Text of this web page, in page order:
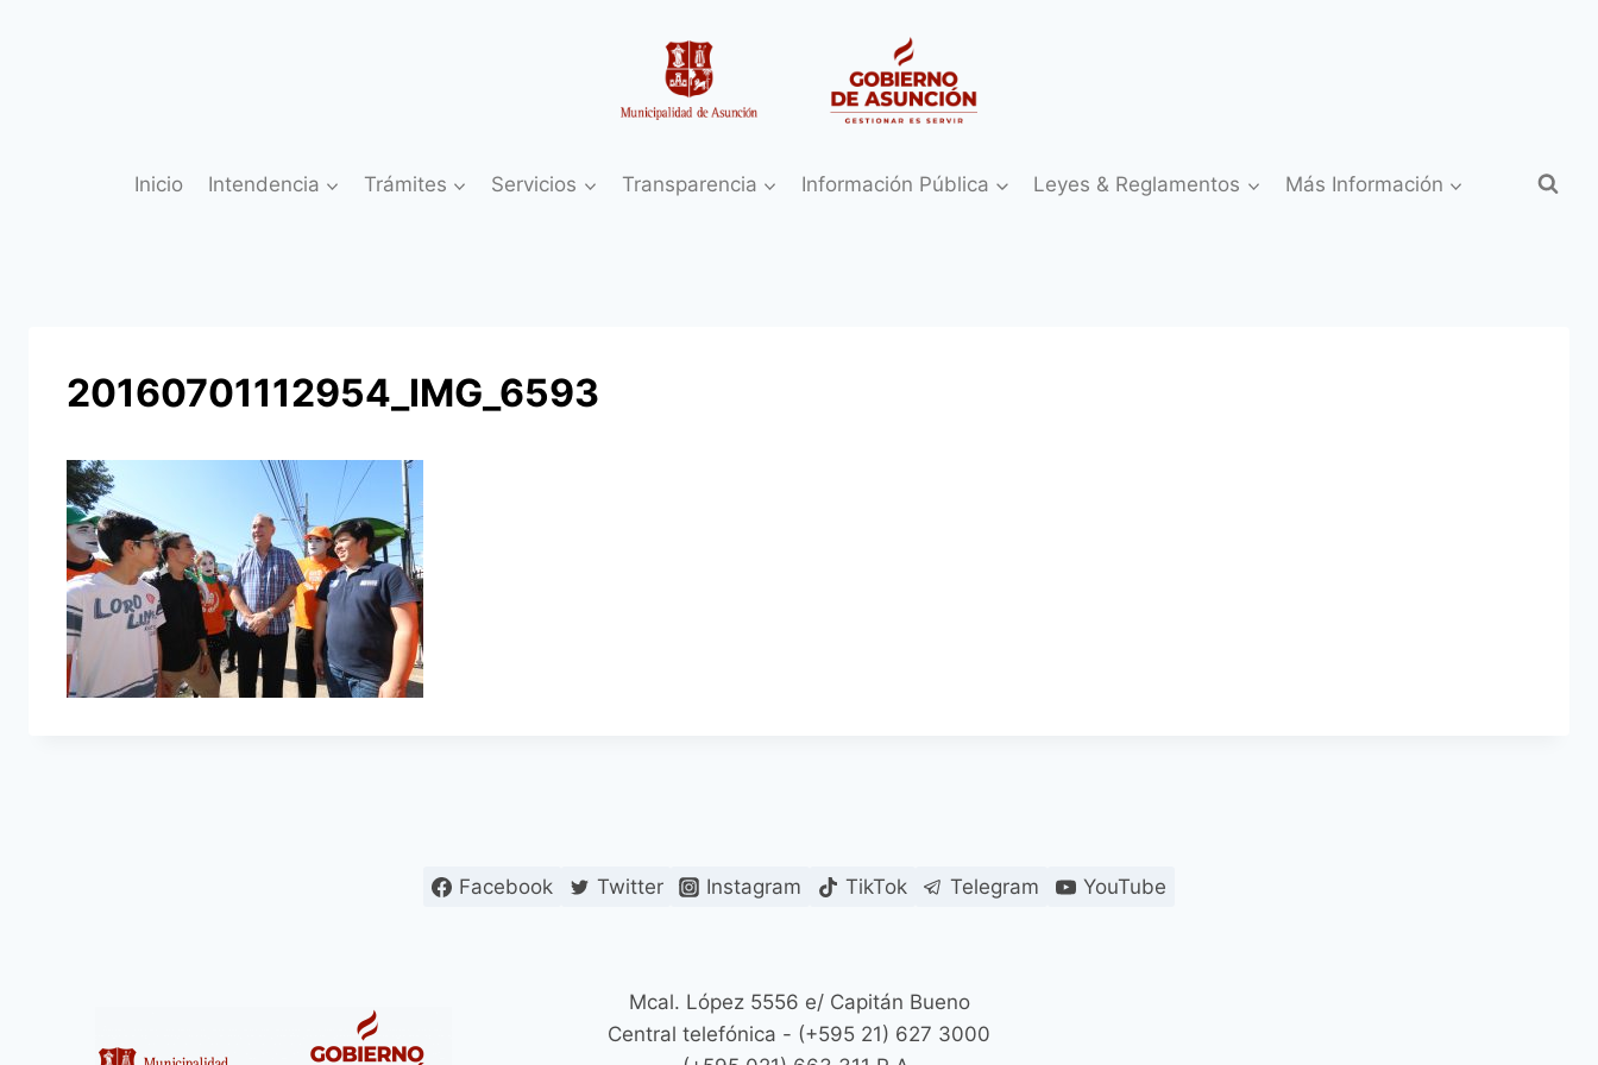
Inicio Intendencia Trámites Servicios Transparencia Información Pública Leyes & Reglamentos Más Información
20160701112954_IMG_6593
Facebook Twitter Instagram TikTok Telegram YouTube
Mcal. López 5556 e/ Capitán Bueno
Central telefónica - (+595 21) 627 3000